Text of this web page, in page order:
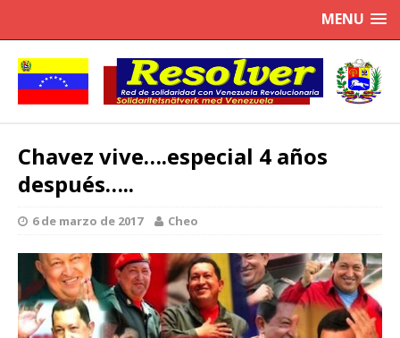
MENU
Chavez vive….especial 4 años
después…..
6 de marzo de 2017 Cheo